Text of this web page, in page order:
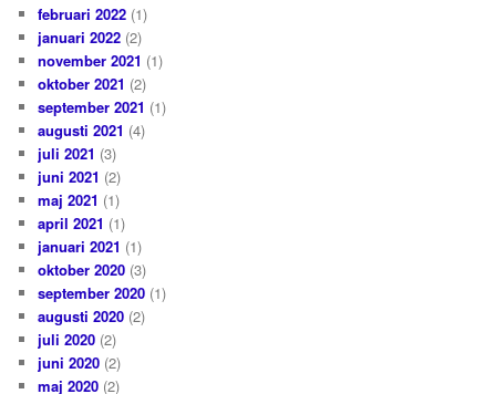
februari 2022 (1)
januari 2022 (2)
november 2021 (1)
oktober 2021 (2)
september 2021 (1)
augusti 2021 (4)
juli 2021 (3)
juni 2021 (2)
maj 2021 (1)
april 2021 (1)
januari 2021 (1)
oktober 2020 (3)
september 2020 (1)
augusti 2020 (2)
juli 2020 (2)
juni 2020 (2)
maj 2020 (2)